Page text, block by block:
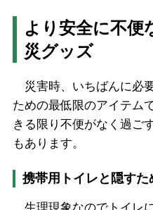
より安全に不便
災グッズ
災害時、いちばんに必
ための最低限のアイテム
きる限り不便がなく過ご
もあります。
携帯用トイレと隠すた
生理現象なのでトイレ